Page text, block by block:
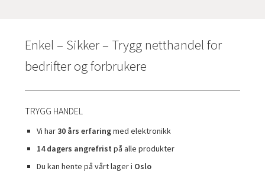
Enkel – Sikker – Trygg netthandel for
bedrifter og forbrukere
TRYGG HANDEL
Vi har30 års erfaringmed elektronikk
14 dagers angrefrist på alle produkter
Du kan hente på vårt lager i Oslo